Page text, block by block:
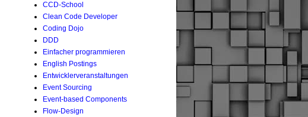
CCD-School
Clean Code Developer
Coding Dojo
DDD
Einfacher programmieren
English Postings
Entwicklerveranstaltungen
Event Sourcing
Event-based Components
Flow-Design